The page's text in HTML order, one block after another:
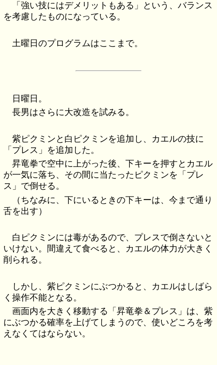
「強い技にはデメリットもある」という、バランス
を考慮したものになっている。
土曜日のプログラムはここまで。
日曜日。
長男はさらに大改造を試みる。
紫ピクミンと白ピクミンを追加し、カエルの技に
「プレス」を追加した。
昇竜拳で空中に上がった後、下キーを押すとカエル
が一気に落ち、その間に当たったピクミンを「プレ
ス」で倒せる。
（ちなみに、下にいるときの下キーは、今まで通り
舌を出す）
白ピクミンには毒があるので、プレスで倒さないと
いけない。間違えて食べると、カエルの体力が大きく
削られる。
しかし、紫ピクミンにぶつかると、カエルはしばら
く操作不能となる。
画面内を大きく移動する「昇竜拳＆プレス」は、紫
にぶつかる確率を上げてしまうので、使いどころを考
えなくてはならない。